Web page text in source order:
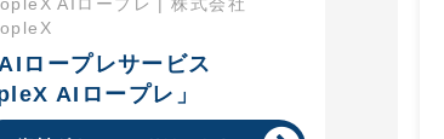
ロープレサービス
AIロープレ」